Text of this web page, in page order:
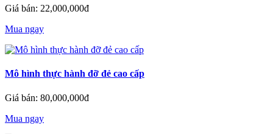
Giá bán: 22,000,000đ
Mua ngay
Mô hình thực hành đỡ đẻ cao cấp
Giá bán: 80,000,000đ
Mua ngay